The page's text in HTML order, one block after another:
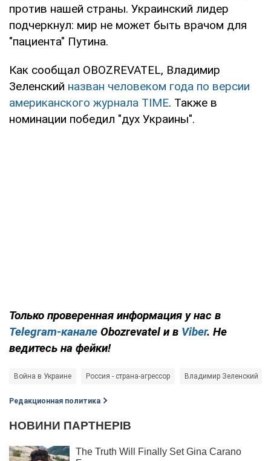
против нашей страны. Украинский лидер
подчеркнул: мир не может быть врачом для
"пациента" Путина.
Как сообщал OBOZREVATEL, Владимир
Зеленский назван человеком года по версии
американского журнала TIME. Также в
номинации победил "дух Украины".
Только проверенная информация у нас в
Telegram-канале Obozrevatel и в Viber. Не
ведитесь на фейки!
Война в Украине Россия - страна-агрессор Владимир Зеленский
Редакционная политика